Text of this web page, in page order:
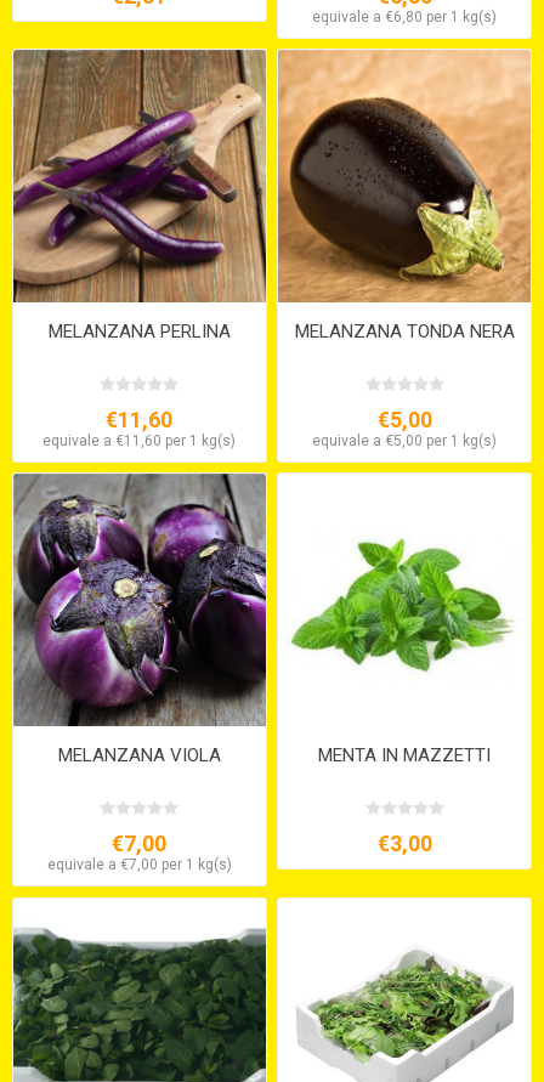
equivale a €6,80 per 1 kg(s)
MELANZANA PERLINA
€11,60
equivale a €11,60 per 1 kg(s)
MELANZANA TONDA NERA
€5,00
equivale a €5,00 per 1 kg(s)
MELANZANA VIOLA
€7,00
equivale a €7,00 per 1 kg(s)
MENTA IN MAZZETTI
€3,00